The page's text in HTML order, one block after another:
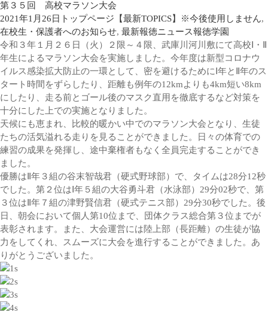
第３５回 高校マラソン大会
2021年1月26日 トップページ【最新TOPICS】※今後使用しません,
在校生・保護者へのお知らせ, 最新報徳ニュース報徳学園
令和３年１月２６日（火）２限～４限、武庫川河川敷にて高校Ⅰ・Ⅱ
年生によるマラソン大会を実施しました。今年度は新型コロナウ
イルス感染拡大防止の一環として、密を避けるためにⅠ年とⅡ年のス
タート時間をずらしたり、距離も例年の12kmよりも4km短い8km
にしたり、走る前とゴール後のマスク直用を徹底するなど対策を
十分にした上での実施となりました。
天候にも恵まれ、比較的暖かい中でのマラソン大会となり、生徒
たちの活気溢れる走りを見ることができました。日々の体育での
練習の成果を発揮し、途中棄権者もなく全員完走することができ
ました。
優勝はⅡ年３組の谷末智哉君（硬式野球部）で、タイムは28分12秒
でした。第２位はⅠ年５組の大谷勇斗君（水泳部）29分02秒で、第
３位はⅡ年７組の津野賢信君（硬式テニス部）29分30秒でした。後
日、朝会において個人第10位まで、団体クラス総合第３位までが
表彰されます。また、大会運営には陸上部（長距離）の生徒が協
力をしてくれ、スムーズに大会を進行することができました。あ
りがとうございました。